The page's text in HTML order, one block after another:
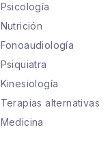
Psicología
Nutrición
Fonoaudiología
Psiquiatra
Kinesiología
Terapias alternativas
Medicina